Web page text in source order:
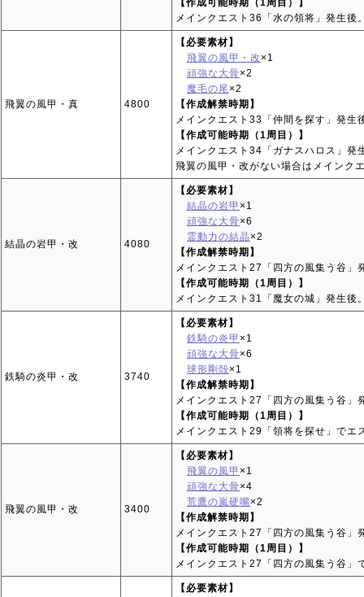
【作成可能時期（1周目）】
メインクエスト36「水の領将」発生後
飛翼の風甲・真 4800
【必要素材】
飛翼の風甲・改 ×1
頑強な大骨×2
魔毛の尾×2
【作成解禁時期】
メインクエスト33「仲間を探す」発生
【作成可能時期（1周目）】
メインクエスト34「ガナスハロス」発
飛翼の風甲・改がない場合はメインク
結晶の岩甲・改 4080
【必要素材】
結晶の岩甲 ×1
頑強な大骨×6
霊動力の結晶 ×2
【作成解禁時期】
メインクエスト27「四方の風集う谷」
【作成可能時期（1周目）】
メインクエスト31「魔女の城」発生後
鉄騎の炎甲・改 3740
【必要素材】
鉄騎の炎甲 ×1
頑強な大骨×6
球形剛殻×1
【作成解禁時期】
メインクエスト27「四方の風集う谷」
【作成可能時期（1周目）】
メインクエスト29「領将を探せ」でエ
飛翼の風甲・改 3400
【必要素材】
飛翼の風甲 ×1
頑強な大骨×4
荒鷹の嵐硬嘴×2
【作成解禁時期】
メインクエスト27「四方の風集う谷」
【作成可能時期（1周目）】
メインクエスト27「四方の風集う谷」
【必要素材】